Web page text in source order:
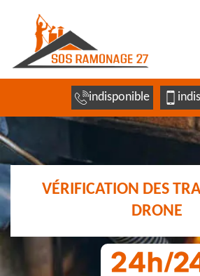
indisponible
VÉRIFICATION DES
DRONE